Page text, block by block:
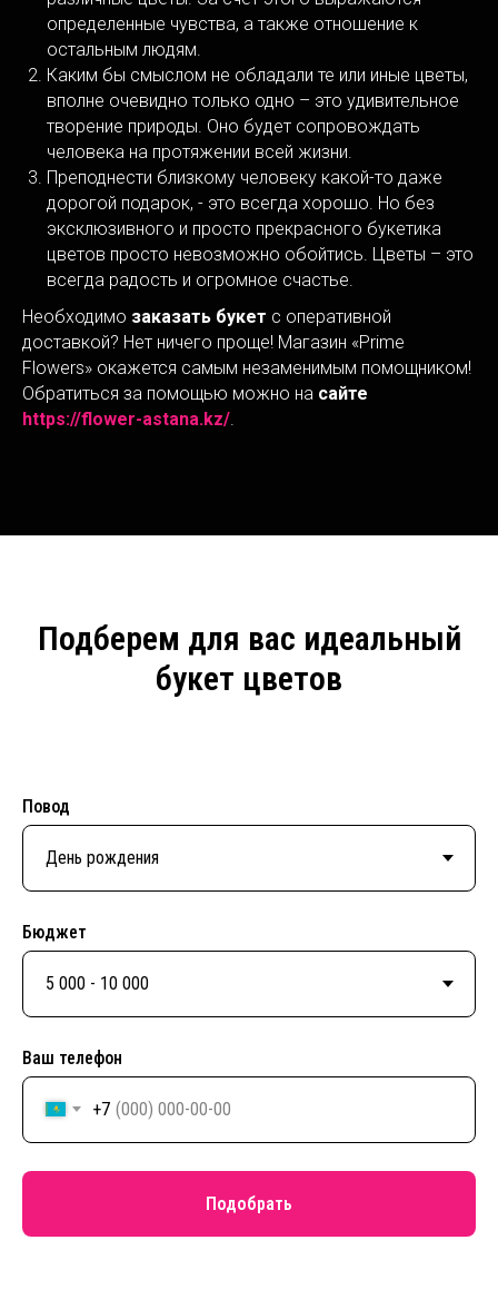
определенные чувства, а также отношение к
остальным людям.
Каким бы смыслом не обладали те или иные цветы,
вполне очевидно только одно – это удивительное
творение природы. Оно будет сопровождать
человека на протяжении всей жизни.
Преподнести близкому человеку какой-то даже
дорогой подарок, - это всегда хорошо. Но без
эксклюзивного и просто прекрасного букетика
цветов просто невозможно обойтись. Цветы – это
всегда радость и огромное счастье.
Необходимо заказать букет с оперативной
доставкой? Нет ничего проще! Магазин «Prime
Flowers» окажется самым незаменимым помощником!
Обратиться за помощью можно на сайте
https://flower-astana.kz/.
Подберем для вас идеальный
букет цветов
Повод
Бюджет
Ваш телефон
+7
Подобрать